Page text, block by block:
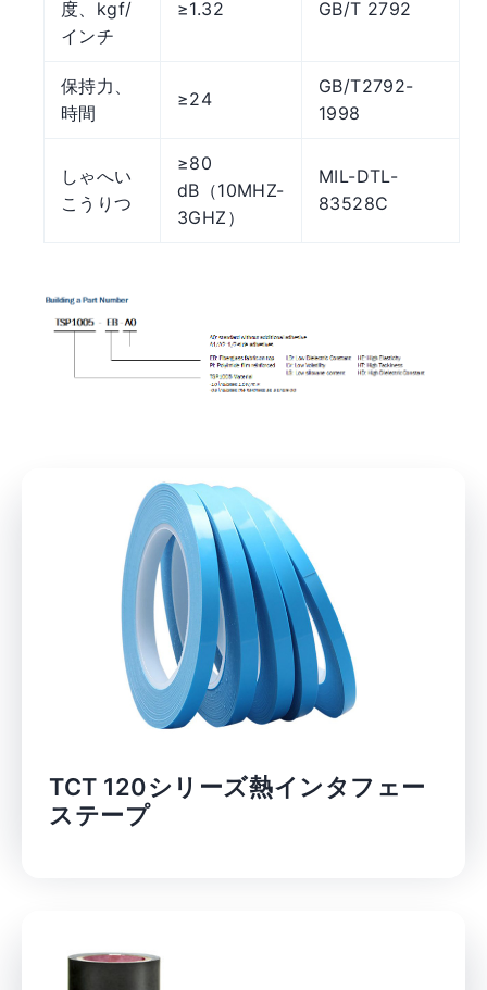
度、kgf/
インチ
≥1.32 GB/T 2792
保持力、
時間
≥24
GB/T2792-
1998
しゃへい
こうりつ
≥80
dB（10MHZ-
3GHZ）
MIL-DTL-
83528C
TCT 120シリーズ熱インタフェー
ステープ